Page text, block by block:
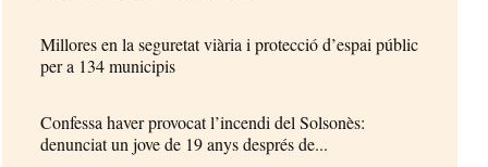
Millores en la seguretat viària i protecció d’espai públic
per a 134 municipis
Confessa haver provocat l’incendi del Solsonès:
denunciat un jove de 19 anys després de...